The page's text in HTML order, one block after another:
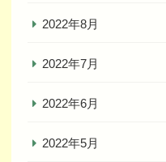
2022年8月
2022年7月
2022年6月
2022年5月